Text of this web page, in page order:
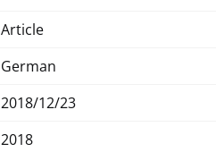
Article
German
2018/12/23
2018